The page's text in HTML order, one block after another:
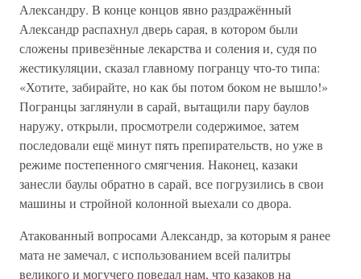
Александру. В конце концов явно раздражённый
Александр распахнул дверь сарая, в котором были
сложены привезённые лекарства и соления и, судя по
жестикуляции, сказал главному погранцу что-то типа:
«Хотите, забирайте, но как бы потом боком не вышло!»
Погранцы заглянули в сарай, вытащили пару баулов
наружу, открыли, просмотрели содержимое, затем
последовали ещё минут пять препирательств, но уже в
режиме постепенного смягчения. Наконец, казаки
занесли баулы обратно в сарай, все погрузились в свои
машины и стройной колонной выехали со двора.
Атакованный вопросами Александр, за которым я ранее
мата не замечал, с использованием всей палитры
великого и могучего поведал нам, что казаков на